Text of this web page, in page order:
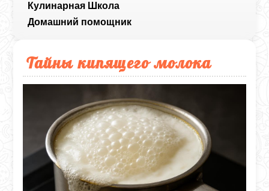
Кулинарная Школа
Домашний помощник
Тайны кипящего молока